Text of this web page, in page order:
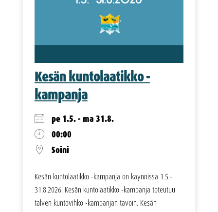
Kesän kuntolaatikko -
kampanja
pe 1.5. - ma 31.8.
00:00
Soini
Kesän kuntolaatikko -kampanja on käynnissä 1.5.–
31.8.2026. Kesän kuntolaatikko -kampanja toteutuu
talven kuntovihko -kampanjan tavoin. Kesän